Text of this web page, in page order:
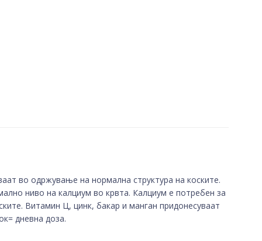
во одржување на нормална структура на коските.
ниво на калциум во крвта. Калциум е потребен за
Витамин Ц, цинк, бакар и манган придонесуваат
дневна доза.